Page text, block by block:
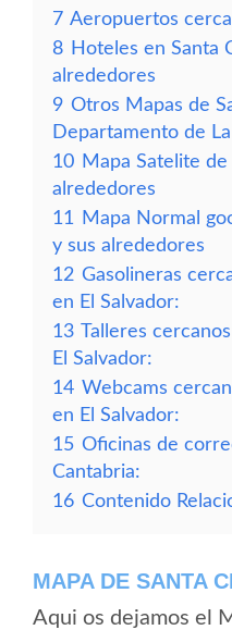
7 Aeropuertos
8 Hoteles en Santa
alrededores
9 Otros Mapas de
Departamento de
10 Mapa Satelite de
alrededores
11
Mapa Normal
y sus alrededores
12 Gasolineras
en El Salvador:
13 Talleres
El Salvador:
14 Webcams
en El Salvador:
15 Oficinas de
Cantabria:
16 Contenido
MAPA DE SANTA
Aqui os dejamos el